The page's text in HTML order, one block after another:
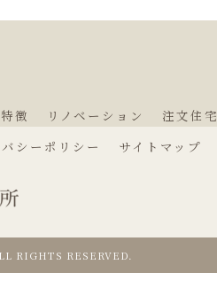
徴 リノベーション 注文住宅
シーポリシー サイトマップ
RIGHTS RESERVED.